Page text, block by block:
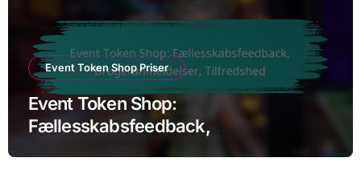
Event Token Shop Priser
Event Token Shop:
Fællesskabsfeedback,
Brugeranmeldelser, Tilfredshed